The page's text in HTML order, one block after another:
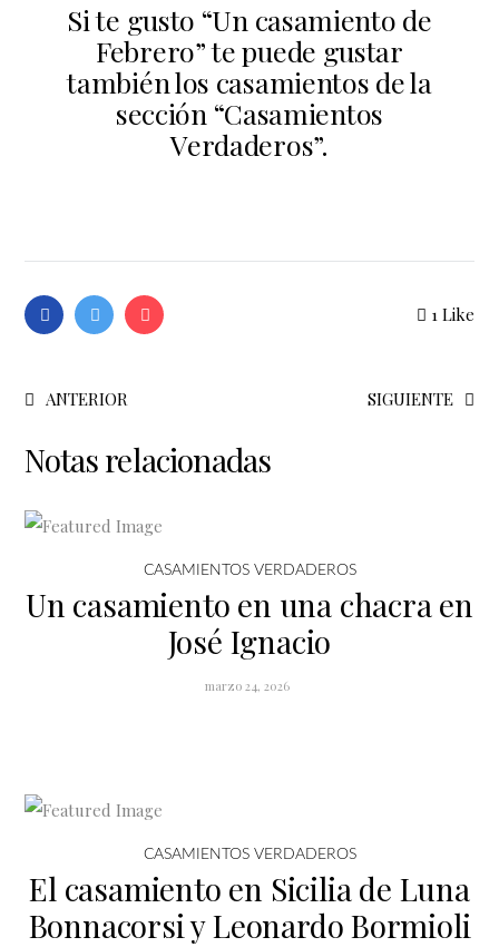
Si te gusto “Un casamiento de
Febrero” te puede gustar
también los casamientos de la
sección “Casamientos
Verdaderos”.
1 Like
ANTERIOR SIGUIENTE
Notas relacionadas
CASAMIENTOS VERDADEROS
Un casamiento en una chacra en
José Ignacio
marzo 24, 2026
CASAMIENTOS VERDADEROS
El casamiento en Sicilia de Luna
Bonnacorsi y Leonardo Bormioli